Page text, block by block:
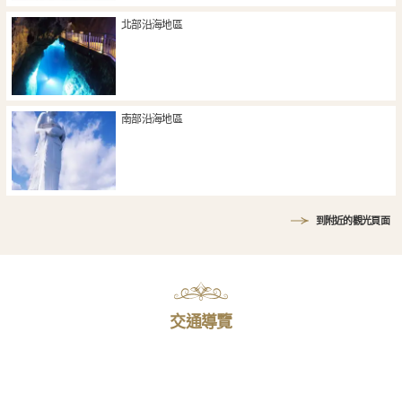
北部沿海地區
南部沿海地區
到附近的觀光頁面
交通導覽